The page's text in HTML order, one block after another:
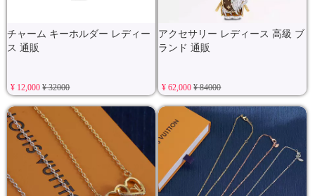
チャーム キーホルダー レディー
ス 通販
¥ 12,000¥ 32000
アクセサリー レディース 高級 ブ
ランド 通販
¥ 62,000¥ 84000